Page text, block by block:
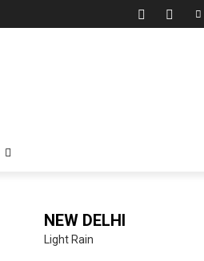
NEW DELHI
Light Rain